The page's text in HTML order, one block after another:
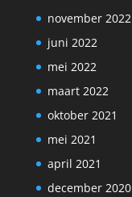
november 2022
juni 2022
mei 2022
maart 2022
oktober 2021
mei 2021
april 2021
december 2020